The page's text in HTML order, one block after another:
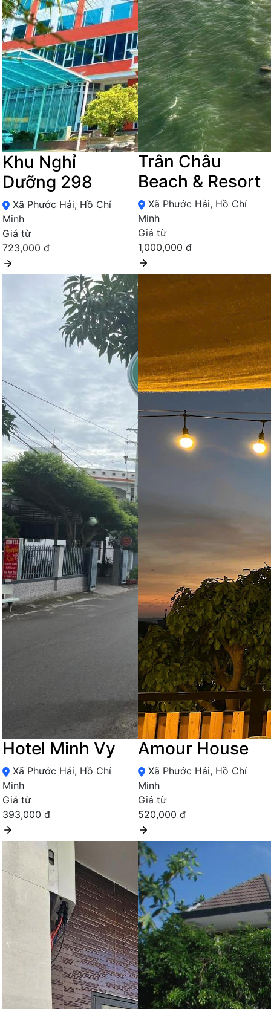
Khu Nghỉ
Dưỡng 298
Xã Phước Hải, Hồ Chí
Minh
Giá từ
723,000 đ
Trân Châu
Beach & Resort
Xã Phước Hải, Hồ Chí
Minh
Giá từ
1,000,000 đ
Hotel Minh Vy
Xã Phước Hải, Hồ Chí
Minh
Giá từ
393,000 đ
Amour House
Xã Phước Hải, Hồ Chí
Minh
Giá từ
520,000 đ